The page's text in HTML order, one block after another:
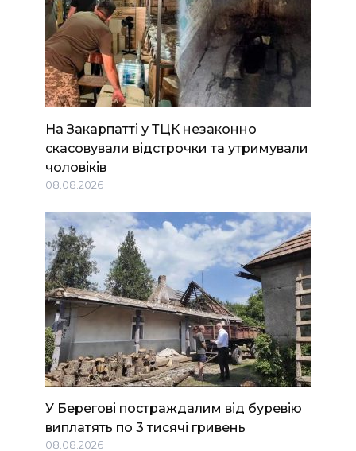
На Закарпатті у ТЦК незаконно
скасовували відстрочки та утримували
чоловіків
08.08.2026
У Берегові постраждалим від буревію
виплатять по 3 тисячі гривень
08.08.2026